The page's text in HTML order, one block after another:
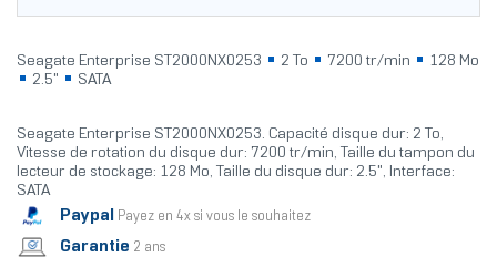
Seagate Enterprise ST2000NX0253 2 To 7200 tr/min
128 Mo
2.5"
SATA
Seagate Enterprise ST2000NX0253. Capacité disque dur: 2 To,
Vitesse de rotation du disque dur: 7200 tr/min, Taille du tampon du
lecteur de stockage: 128 Mo, Taille du disque dur: 2.5", Interface:
SATA
Paypal Payez en 4x si vous le souhaitez
Garantie 2 ans